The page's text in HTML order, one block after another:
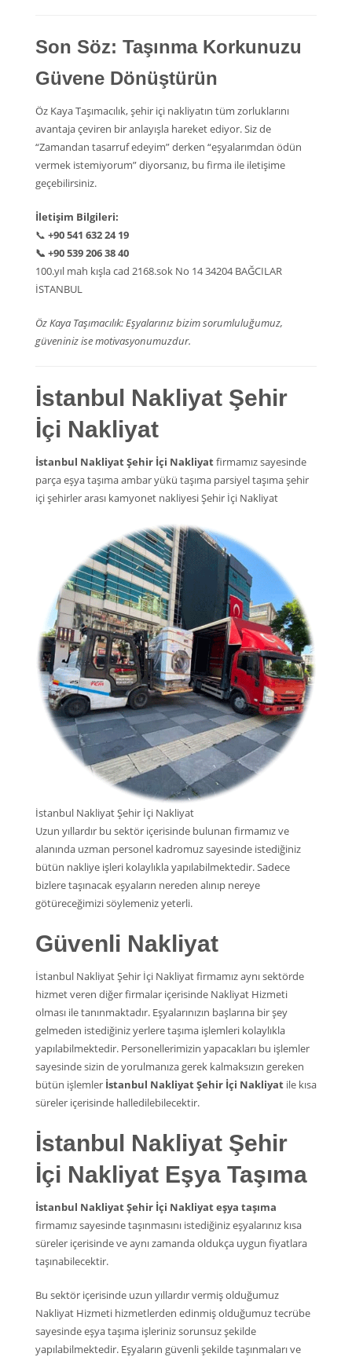
Son Söz: Taşınma Korkunuzu
Güvene Dönüştürün
Öz Kaya Taşımacılık, şehir içi nakliyatın tüm zorluklarını
avantaja çeviren bir anlayışla hareket ediyor. Siz de
“Zamandan tasarruf edeyim” derken “eşyalarımdan ödün
vermek istemiyorum” diyorsanız, bu firma ile iletişime
geçebilirsiniz.
İletişim Bilgileri:
📞 +90 541 632 24 19
📞 +90 539 206 38 40
100.yıl mah kışla cad 2168.sok No 14 34204 BAĞCILAR
İSTANBUL
Öz Kaya Taşımacılık: Eşyalarınız bizim sorumluluğumuz,
güveniniz ise motivasyonumuzdur.
İstanbul Nakliyat Şehir
İçi Nakliyat
İstanbul Nakliyat Şehir İçi Nakliyatfirmamız sayesinde
parça eşya taşıma ambar yükü taşıma parsiyel taşıma şehir
içi şehirler arası kamyonet nakliyesi Şehir İçi Nakliyat
İstanbul Nakliyat Şehir İçi Nakliyat
Uzun yıllardır bu sektör içerisinde bulunan firmamız ve
alanında uzman personel kadromuz sayesinde istediğiniz
bütün nakliye işleri kolaylıkla yapılabilmektedir. Sadece
bizlere taşınacak eşyaların nereden alınıp nereye
götüreceğimizi söylemeniz yeterli.
Güvenli Nakliyat
İstanbul Nakliyat Şehir İçi Nakliyat firmamız aynı sektörde
hizmet veren diğer firmalar içerisinde Nakliyat Hizmeti
olması ile tanınmaktadır. Eşyalarınızın başlarına bir şey
gelmeden istediğiniz yerlere taşıma işlemleri kolaylıkla
yapılabilmektedir. Personellerimizin yapacakları bu işlemler
sayesinde sizin de yorulmanıza gerek kalmaksızın gereken
bütün işlemler İstanbul Nakliyat Şehir İçi Nakliyat ile kısa
süreler içerisinde halledilebilecektir.
İstanbul Nakliyat Şehir
İçi Nakliyat Eşya Taşıma
İstanbul Nakliyat Şehir İçi Nakliyat eşya taşıma
firmamız sayesinde taşınmasını istediğiniz eşyalarınız kısa
süreler içerisinde ve aynı zamanda oldukça uygun fiyatlara
taşınabilecektir.
Bu sektör içerisinde uzun yıllardır vermiş olduğumuz
Nakliyat Hizmeti hizmetlerden edinmiş olduğumuz tecrübe
sayesinde eşya taşıma işleriniz sorunsuz şekilde
yapılabilmektedir. Eşyaların güvenli şekilde taşınmaları ve